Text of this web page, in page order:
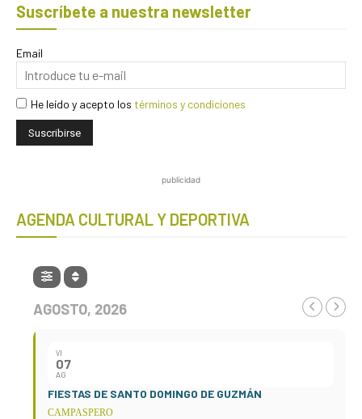
Suscríbete a nuestra newsletter
Email
He leído y acepto los términos y condiciones
publicidad
AGENDA CULTURAL Y DEPORTIVA
AGOSTO, 2026
VI
07
AG
FIESTAS DE SANTO DOMINGO DE GUZMÁN
CAMPASPERO